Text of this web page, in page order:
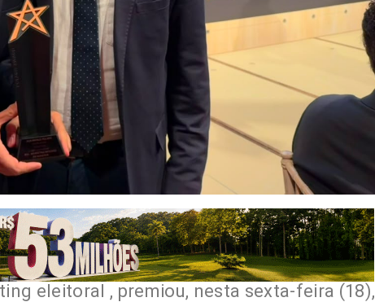
eleitoral , premiou, nesta sexta-feira (18),